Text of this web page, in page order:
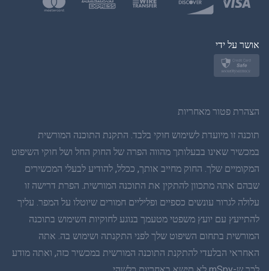
פולנית
תאית
סינית פשוטה
דנית
הינדי
אושר על ידי
הצהרת פטור מאחריות
תוכנה זו מיועדת לשימוש חוקי בלבד. התקנת התוכנה המורשית
במכשיר שאינו בבעלותך מהווה הפרה של החוק החל ושל חוקי השיפוט
המקומיים שלך. החוק מחייב אותך, ככלל, להודיע לבעלי המכשירים
שבהם אתה מתכוון להתקין את התוכנה המורשית. הפרת דרישה זו
עלולה לגרור עונשים כספיים ופליליים חמורים שיוטלו על המפר. עליך
להתייעץ עם יועץ משפטי מטעמך בנוגע לחוקיות השימוש בתוכנה
המורשית בתחום השיפוט שלך לפני התקנתה ושימוש בה. אתה
האחראי הבלעדי להתקנת התוכנה המורשית במכשיר כזה, ואתה מודע